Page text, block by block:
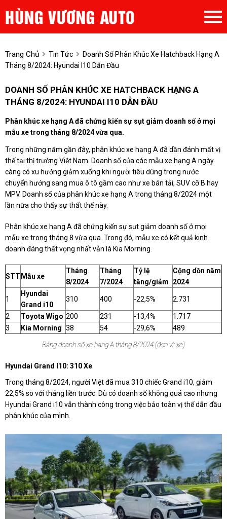
Trang Chủ Tin Tức
Doanh Số Phân Khúc Xe Hatchback Hạng A
Tháng 8/2024: Hyundai I10 Dẫn Đầu
DOANH SỐ PHÂN KHÚC XE HATCHBACK HẠNG A
THÁNG 8/2024: HYUNDAI I10 DẪN ĐẦU
Phân khúc xe hạng A đã chứng kiến sự sụt giảm doanh số ở mọi
mẫu xe trong tháng 8/2024 vừa qua.
Trong những năm gần đây, phân khúc xe hạng A đã dần đánh mất vị
thế tại thị trường Việt Nam. Doanh số của các mẫu xe hạng A ngày
càng có xu hướng giảm xuống khi người tiêu dùng trong nước
chuyển hướng sang mua ô tô gầm cao như xe bán tải, SUV cỡ B hay
MPV. Doanh số của phân khúc xe hạng A trong tháng 8/2024 một
lần nữa cho thấy sự thất thế này.
Phân khúc xe hạng A đã chứng kiến sự sụt giảm doanh số ở mọi
mẫu xe trong tháng 8 vừa qua. Trong đó, mẫu xe có kết quả kinh
doanh đáng thất vọng nhất vẫn là Kia Morning.
STT Mẫu xe
Tháng
8/2024
Tháng
7/2024
Tỷ lệ
tăng/giảm
Cộng dồn năm
2024
1
Hyundai
Grand i10
310 400 -22,5% 2.731
2 Toyota Wigo 200 231 -13,4%
1.717
3
Kia Morning 38 54 -29,6% 489
Bảng doanh số xe hạng A tháng 8/2024 (đơn vị: xe)
Hyundai Grand I10: 310 Xe
Trong tháng 8/2024, người Việt đã mua 310 chiếc Grand i10, giảm
22,5% so với tháng liền trước. Dù có doanh số không quá cao nhưng
Hyundai Grand i10 vẫn thành công trong việc bảo toàn vị thế dẫn đầu
phân khúc của mình.